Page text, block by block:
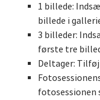
1 billede:
billede i
3 billeder:
første tre
Deltager:
fotosessionen